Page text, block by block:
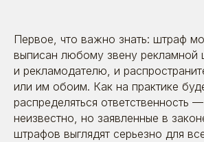
Первое, что важно знать: штраф
выписан любому звену рекламной
и рекламодателю, и
или им обоим. Как на практике
распределяться ответственность
неизвестно, но заявленные в
штрафов выглядят серьезно для